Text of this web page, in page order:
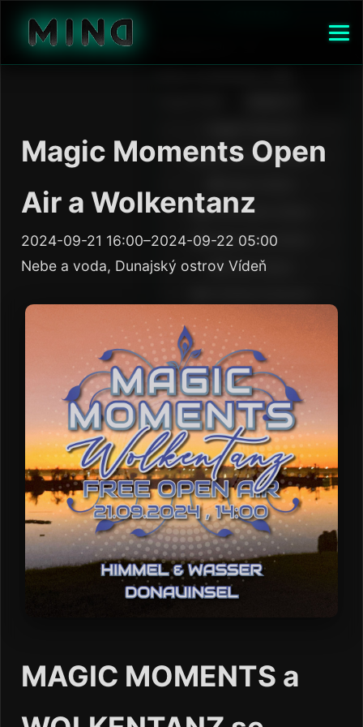
Magic Moments Open
Air a Wolkentanz
2024-09-21 16:00–2024-09-22 05:00
Nebe a voda, Dunajský ostrov Vídeň
MAGIC MOMENTS a